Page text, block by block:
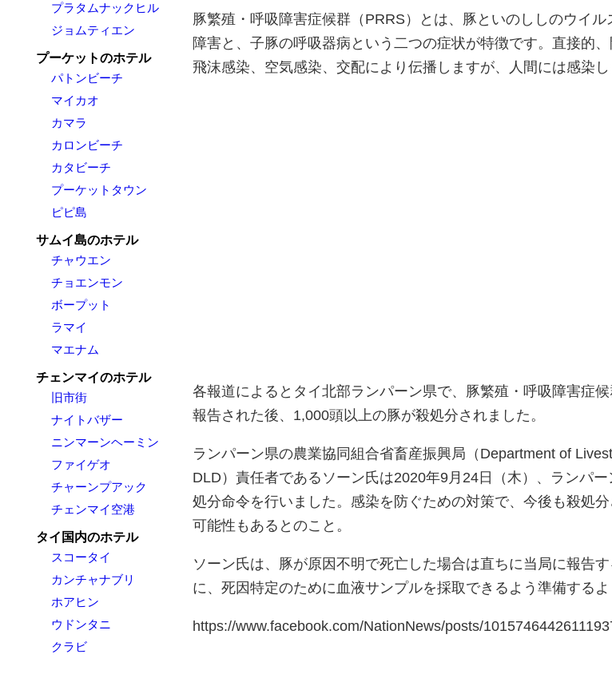
プラタムナックヒル
ジョムティエン
プーケットのホテル
パトンビーチ
マイカオ
カマラ
カロンビーチ
カタビーチ
プーケットタウン
ピピ島
サムイ島のホテル
チャウエン
チョエンモン
ボープット
ラマイ
マエナム
チェンマイのホテル
旧市街
ナイトバザー
ニンマーンヘーミン
ファイゲオ
チャーンプアック
チェンマイ空港
タイ国内のホテル
スコータイ
カンチャナブリ
ホアヒン
ウドンタニ
クラビ
豚繁殖・呼吸障害症候群（PRRS）とは、豚といのししのウイ
障害と、子豚の呼吸器病という二つの症状が特徴です。直接的、
飛沫感染、空気感染、交配により伝播しますが、人間には感染し
各報道によるとタイ北部ランパーン県で、豚繁殖・呼吸障害症
報告された後、1,000頭以上の豚が殺処分されました。
ランパーン県の農業協同組合省畜産振興局（Department of
DLD）責任者であるソーン氏は2020年9月24日（木）、ランパ
処分命令を行いました。感染を防ぐための対策で、今後も殺処
可能性もあるとのこと。
ソーン氏は、豚が原因不明で死亡した場合は直ちに当局に報告
に、死因特定のために血液サンプルを採取できるよう準備するよ
https://www.facebook.com/NationNews/posts/